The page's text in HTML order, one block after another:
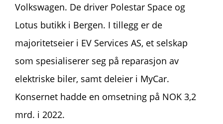
Volkswagen. De driver Polestar Space og
Lotus butikk i Bergen. I tillegg er de
majoritetseier i EV Services AS, et selskap
som spesialiserer seg på reparasjon av
elektriske biler, samt deleier i MyCar.
Konsernet hadde en omsetning på NOK 3,2
mrd. i 2022.